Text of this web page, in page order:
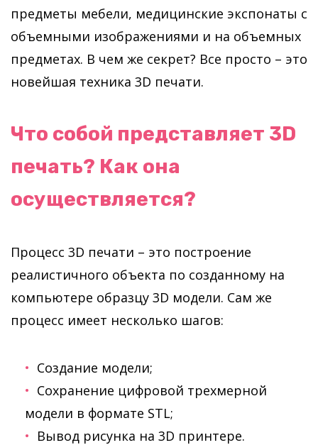
предметы мебели, медицинские экспонаты с
объемными изображениями и на объемных
предметах. В чем же секрет? Все просто – это
новейшая техника 3D печати.
Что собой представляет 3D
печать? Как она
осуществляется?
Процесс 3D печати – это построение
реалистичного объекта по созданному на
компьютере образцу 3D модели. Сам же
процесс имеет несколько шагов:
Создание модели;
Сохранение цифровой трехмерной
модели в формате STL;
Вывод рисунка на 3D принтере.